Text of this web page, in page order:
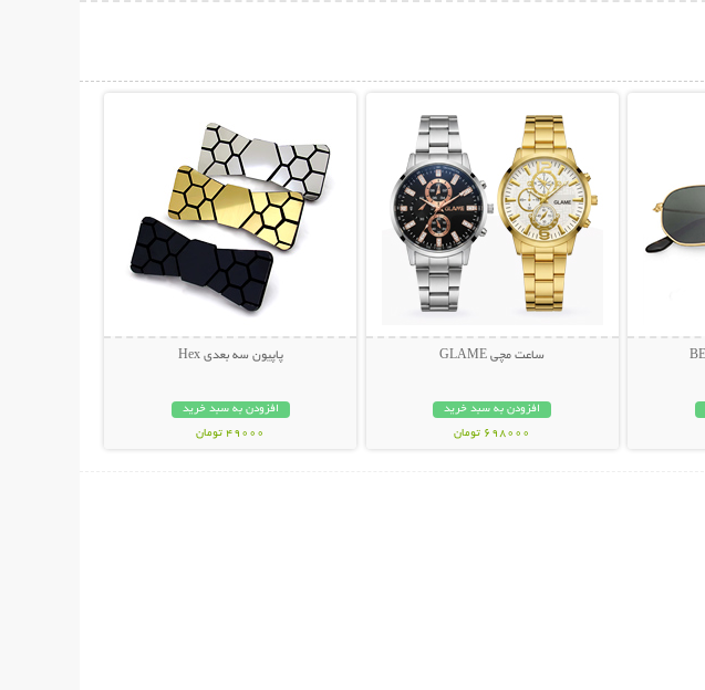
ساعت مچی GLAME
افزودن به سبد خرید
698000 تومان
پاپیون سه بعدی Hex
افزودن به سبد خرید
49000 تومان